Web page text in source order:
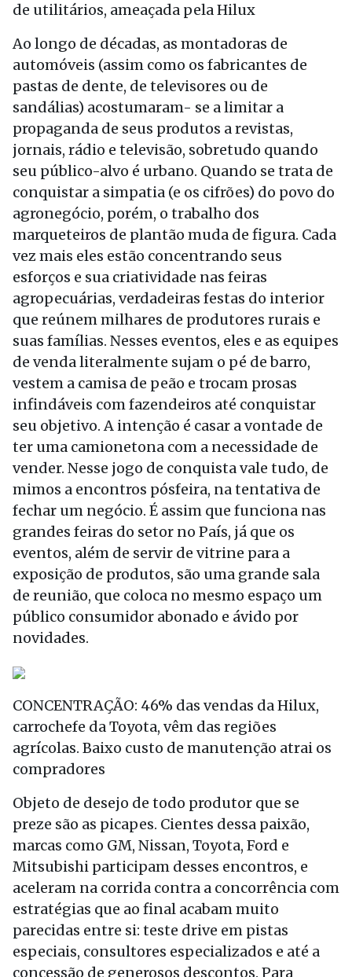
de utilitários, ameaçada pela Hilux
Ao longo de décadas, as montadoras de
automóveis (assim como os fabricantes de
pastas de dente, de televisores ou de
sandálias) acostumaram- se a limitar a
propaganda de seus produtos a revistas,
jornais, rádio e televisão, sobretudo quando
seu público-alvo é urbano. Quando se trata de
conquistar a simpatia (e os cifrões) do povo do
agronegócio, porém, o trabalho dos
marqueteiros de plantão muda de figura. Cada
vez mais eles estão concentrando seus
esforços e sua criatividade nas feiras
agropecuárias, verdadeiras festas do interior
que reúnem milhares de produtores rurais e
suas famílias. Nesses eventos, eles e as equipes
de venda literalmente sujam o pé de barro,
vestem a camisa de peão e trocam prosas
infindáveis com fazendeiros até conquistar
seu objetivo. A intenção é casar a vontade de
ter uma camionetona com a necessidade de
vender. Nesse jogo de conquista vale tudo, de
mimos a encontros pósfeira, na tentativa de
fechar um negócio. É assim que funciona nas
grandes feiras do setor no País, já que os
eventos, além de servir de vitrine para a
exposição de produtos, são uma grande sala
de reunião, que coloca no mesmo espaço um
público consumidor abonado e ávido por
novidades.
CONCENTRAÇÃO: 46% das vendas da Hilux,
carrochefe da Toyota, vêm das regiões
agrícolas. Baixo custo de manutenção atrai os
compradores
Objeto de desejo de todo produtor que se
preze são as picapes. Cientes dessa paixão,
marcas como GM, Nissan, Toyota, Ford e
Mitsubishi participam desses encontros, e
aceleram na corrida contra a concorrência com
estratégias que ao final acabam muito
parecidas entre si: teste drive em pistas
especiais, consultores especializados e até a
concessão de generosos descontos. Para